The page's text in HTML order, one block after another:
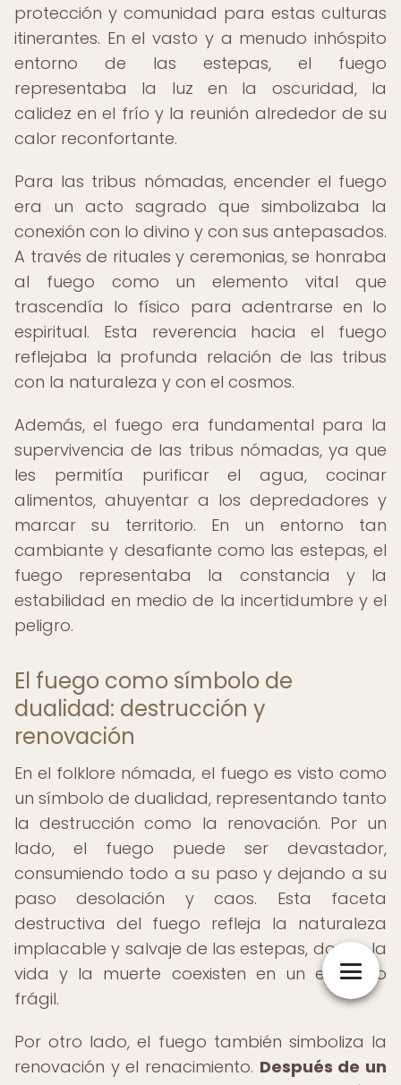
protección y comunidad para estas culturas
itinerantes. En el vasto y a menudo inhóspito
entorno de las estepas, el fuego
representaba la luz en la oscuridad, la
calidez en el frío y la reunión alrededor de su
calor reconfortante.
Para las tribus nómadas, encender el fuego
era un acto sagrado que simbolizaba la
conexión con lo divino y con sus antepasados.
A través de rituales y ceremonias, se honraba
al fuego como un elemento vital que
trascendía lo físico para adentrarse en lo
espiritual. Esta reverencia hacia el fuego
reflejaba la profunda relación de las tribus
con la naturaleza y con el cosmos.
Además, el fuego era fundamental para la
supervivencia de las tribus nómadas, ya que
les permitía purificar el agua, cocinar
alimentos, ahuyentar a los depredadores y
marcar su territorio. En un entorno tan
cambiante y desafiante como las estepas, el
fuego representaba la constancia y la
estabilidad en medio de la incertidumbre y el
peligro.
El fuego como símbolo de
dualidad: destrucción y
renovación
En el folklore nómada, el fuego es visto como
un símbolo de dualidad, representando tanto
la destrucción como la renovación. Por un
lado, el fuego puede ser devastador,
consumiendo todo a su paso y dejando a su
paso desolación y caos. Esta faceta
destructiva del fuego refleja la naturaleza
implacable y salvaje de las estepas, donde la
vida y la muerte coexisten en un equilibrio
frágil.
Por otro lado, el fuego también simboliza la
renovación y el renacimiento. Después de un